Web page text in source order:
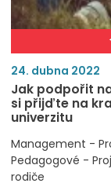
24. dubna 2022
Jak podpořit
si přijďte na
univerzitu
Management -
Pedagogové -
rodiče